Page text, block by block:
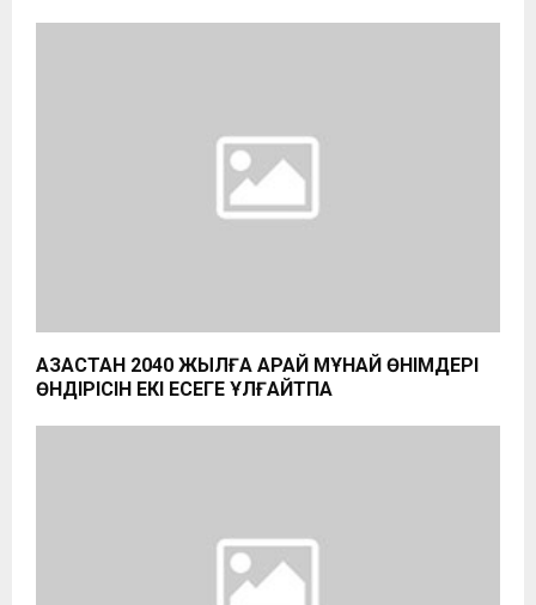
ҚАЗАҚСТАН 2040 ЖЫЛҒА ҚАРАЙ МҰНАЙ ӨНІМДЕРІ
ӨНДІРІСІН ЕКІ ЕСЕГЕ ҰЛҒАЙТПАҚ